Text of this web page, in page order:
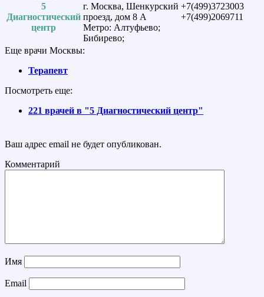
5
Диагностический
центр
г. Москва, Шенкурский
проезд, дом 8 А
Метро: Алтуфьево;
Бибирево;
+7(499)3723003
+7(499)2069711
Еще врачи Москвы:
Терапевт
Посмотреть еще:
221 врачей в "5 Диагностический центр"
Ваш адрес email не будет опубликован.
Комментарий
Имя
Email